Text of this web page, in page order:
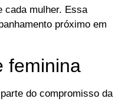
cada mulher. Essa
próximo em
feminina
do compromisso da